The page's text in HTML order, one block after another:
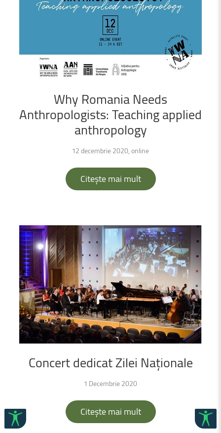
Why Romania Needs
Anthropologists: Teachingapplied
anthropology
12 decembrie 2020, online
Citește mai mult
ConcertdedicatZilei Naționale
1 Decembrie 2020
Citește mai mult